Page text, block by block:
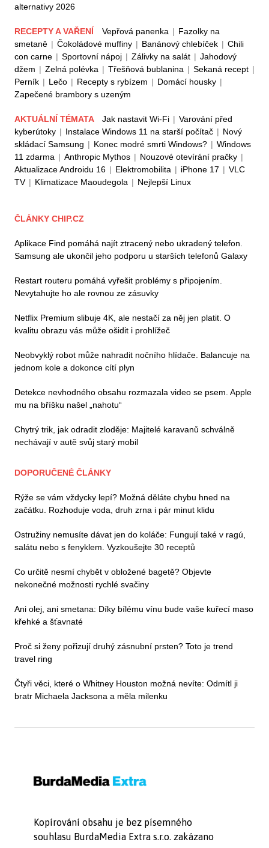
alternativy 2026
RECEPTY A VAŘENÍ Vepřová panenka | Fazolky na
smetaně | Čokoládové muffiny | Banánový chlebíček | Chili
con carne | Sportovní nápoj | Zálivky na salát | Jahodový
džem | Zelná polévka | Třešňová bublanina | Sekaná recept |
Perník | Lečo | Recepty s rybízem | Domácí housky |
Zapečené brambory s uzeným
AKTUÁLNÍ TÉMATA Jak nastavit Wi-Fi | Varování před
kyberútoky | Instalace Windows 11 na starší počítač | Nový
skládací Samsung | Konec modré smrti Windows? | Windows
11 zdarma | Anthropic Mythos | Nouzové otevírání pračky |
Aktualizace Androidu 16 | Elektromobilita | iPhone 17 | VLC
TV | Klimatizace Maoudegola | Nejlepší Linux
ČLÁNKY CHIP.CZ
Aplikace Find pomáhá najít ztracený nebo ukradený telefon.
Samsung ale ukončil jeho podporu u starších telefonů Galaxy
Restart routeru pomáhá vyřešit problémy s připojením.
Nevytahujte ho ale rovnou ze zásuvky
Netflix Premium slibuje 4K, ale nestačí za něj jen platit. O
kvalitu obrazu vás může ošidit i prohlížeč
Neobvyklý robot může nahradit nočního hlídače. Balancuje na
jednom kole a dokonce cítí plyn
Detekce nevhodného obsahu rozmazala video se psem. Apple
mu na bříšku našel „nahotu“
Chytrý trik, jak odradit zloděje: Majitelé karavanů schválně
nechávají v autě svůj starý mobil
DOPORUČENÉ ČLÁNKY
Rýže se vám vždycky lepí? Možná děláte chybu hned na
začátku. Rozhoduje voda, druh zrna i pár minut klidu
Ostružiny nemusíte dávat jen do koláče: Fungují také v ragú,
salátu nebo s fenyklem. Vyzkoušejte 30 receptů
Co určitě nesmí chybět v obložené bagetě? Objevte
nekonečné možnosti rychlé svačiny
Ani olej, ani smetana: Díky bílému vínu bude vaše kuřecí maso
křehké a šťavnaté
Proč si ženy pořizují druhý zásnubní prsten? Toto je trend
travel ring
Čtyři věci, které o Whitney Houston možná nevíte: Odmítl ji
bratr Michaela Jacksona a měla milenku
Kopírování obsahu je bez písemného
souhlasu BurdaMedia Extra s.r.o. zakázano